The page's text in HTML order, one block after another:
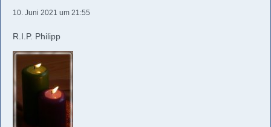
10. Juni 2021 um 21:55
R.I.P. Philipp